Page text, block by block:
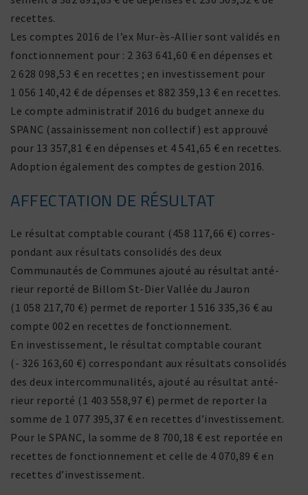
recettes.
Les comptes 2016 de l’ex Mur-ès-Allier sont validés en
fonc­tion­ne­ment pour : 2 363 641,60 € en dépenses et
2 628 098,53 € en recettes ; en inves­tis­se­ment pour
1 056 140,42 € de dépenses et 882 359,13 € en recettes.
Le compte admi­nis­tratif 2016 du budget annexe du
SPANC (assai­nis­se­ment non collectif) est approuvé
pour 13 357,81 € en dépenses et 4 541,65 € en recettes.
Adoption égale­ment des comptes de gestion 2016.
AFFECTATION DE RÉSULTAT
Le résultat comp­table courant (458 117,66 €) corres­
pon­dant aux résul­tats conso­lidés des deux
Communautés de Communes ajouté au résultat anté­
rieur reporté de Billom St-Dier Vallée du Jauron
(1 058 217,70 €) permet de reporter 1 516 335,36 € au
compte 002 en recettes de fonc­tion­ne­ment.
En inves­tis­se­ment, le résultat comp­table courant
(- 326 163,60 €) corres­pon­dant aux résul­tats conso­lidés
des deux inter­com­mu­na­lités, ajouté au résultat anté­
rieur reporté (1 403 558,97 €) permet de reporter la
somme de 1 077 395,37 € en recettes d’investissement.
Pour le SPANC, la somme de 8 700,18 € est reportée en
recettes de fonc­tion­ne­ment et celle de 4 070,89 € en
recettes d’investissement.